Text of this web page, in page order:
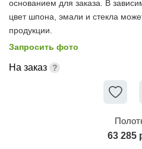
основанием для заказа. В
цвет шпона, эмали и стекла
продукции.
Запросить фото
На заказ
63 285